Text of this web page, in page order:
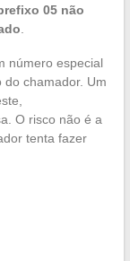
05 não
.
número especial
chamador. Um
O risco não é a
tenta fazer